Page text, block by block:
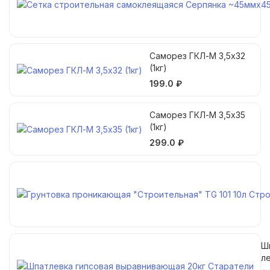
Саморез ГКЛ-М 3,5х32
(1кг)
199.0 ₽
Саморез ГКЛ-М 3,5х35
(1кг)
299.0 ₽